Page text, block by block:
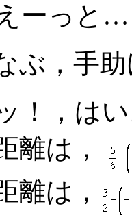
ーっと
ぶ，手
！，は
は，
は，